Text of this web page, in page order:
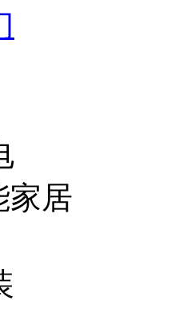
家居